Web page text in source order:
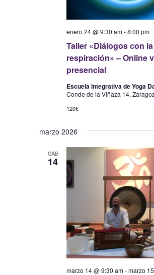
Taller «Diálogos con la
respiración» – Online
presencial
enero 24 @ 9:30 am-8:00 pm
Escuela integrativa de Yoga
Conde de la Viñaza 14,
120€
marzo 2026
SÁB
14
marzo 14 @ 9:30 am-marzo